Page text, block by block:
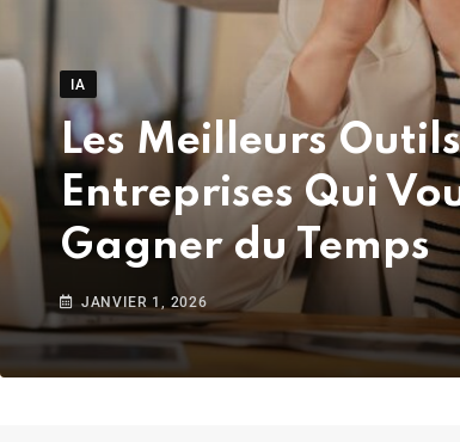
IA
Les Meilleurs
Entreprises Qui
Gagner du Temps
JANVIER 1, 2026